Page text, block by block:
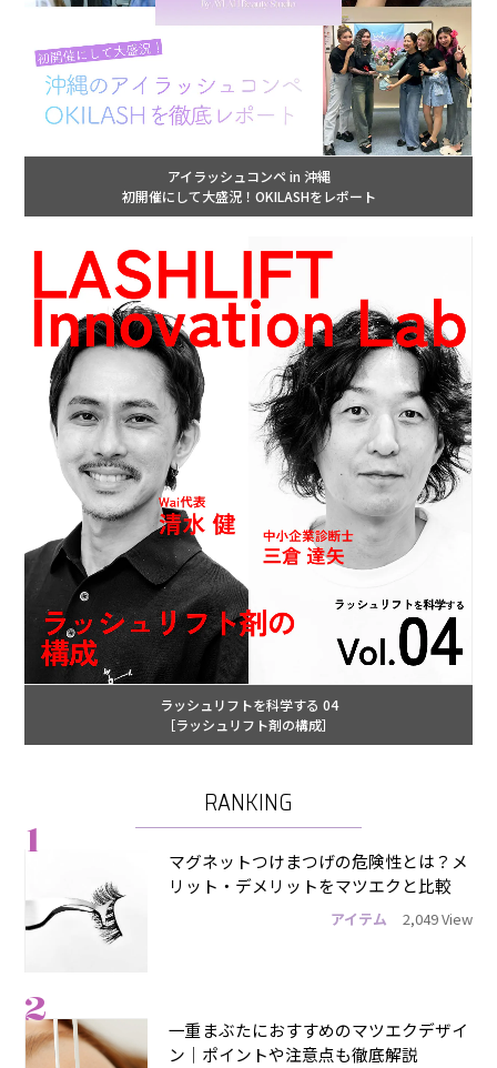
アイラッシュコンペ in 沖縄
初開催にして大盛況！OKILASHをレポート
ラッシュリフトを科学する 04
［ラッシュリフト剤の構成］
RANKING
1
マグネットつけまつげの危険性とは？メ
リット・デメリットをマツエクと比較
アイテム 2,049 View
2
一重まぶたにおすすめのマツエクデザイ
ン｜ポイントや注意点も徹底解説